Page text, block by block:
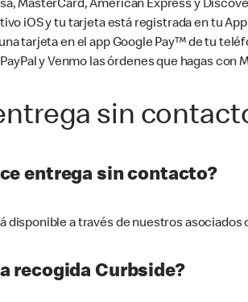
MasterCard, American Express y
iOS y tu tarjeta está registrada en tu
tarjeta en el app Google Pay™ de tu
y Venmo las órdenes que hagas con
sin
entrega sin contacto?
disponible a través de nuestros
recogida Curbside?